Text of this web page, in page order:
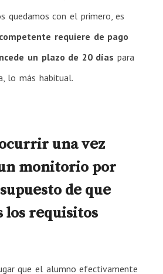
quedamos con el primero, es
requiere de pago
un plazo de 20 días para
lo más habitual.
ocurrir una vez
monitorio por
de que
los requisitos
que el alumno efectivamente